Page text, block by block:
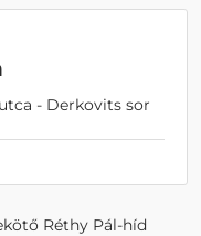
- Derkovits sor
Réthy Pál-híd